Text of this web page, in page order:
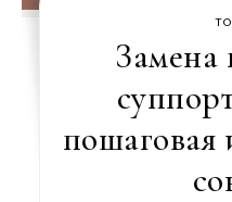
Замена
пошаговая